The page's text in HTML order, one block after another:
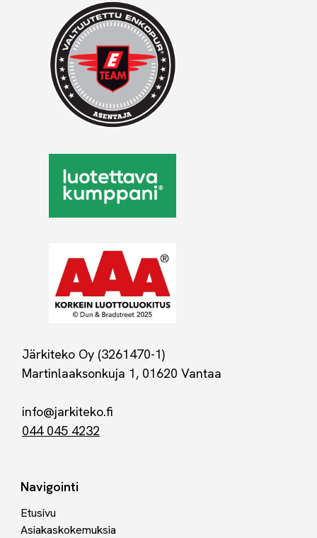
Järkiteko Oy (3261470-1)
Martinlaaksonkuja 1, 01620 Vantaa
info@jarkiteko.fi
044 045 4232
Navigointi
Etusivu
Asiakaskokemuksia